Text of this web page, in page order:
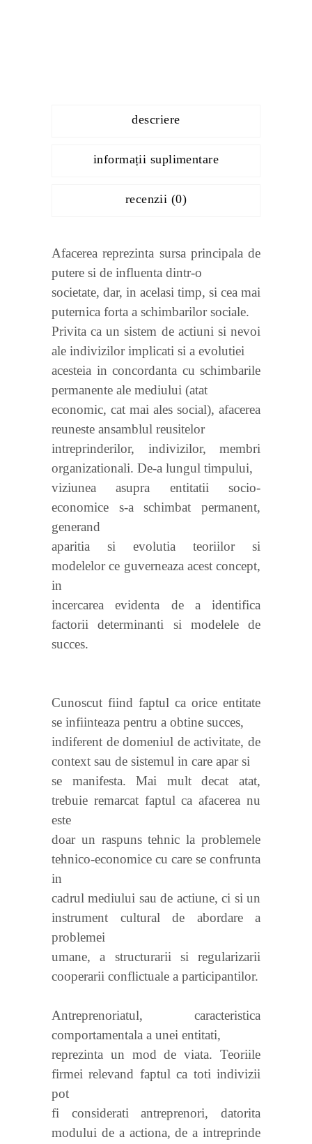
descriere
informații suplimentare
recenzii (0)
Afacerea reprezinta sursa principala de
putere si de influenta dintr-o
societate, dar, in acelasi timp, si cea mai
puternica forta a schimbarilor sociale.
Privita ca un sistem de actiuni si nevoi
ale indivizilor implicati si a evolutiei
acesteia in concordanta cu schimbarile
permanente ale mediului (atat
economic, cat mai ales social), afacerea
reuneste ansamblul reusitelor
intreprinderilor, indivizilor, membri
organizationali. De-a lungul timpului,
viziunea asupra entitatii socio-
economice s-a schimbat permanent,
generand
aparitia si evolutia teoriilor si
modelelor ce guverneaza acest concept,
in
incercarea evidenta de a identifica
factorii determinanti si modelele de
succes.
Cunoscut fiind faptul ca orice entitate
se infiinteaza pentru a obtine succes,
indiferent de domeniul de activitate, de
context sau de sistemul in care apar si
se manifesta. Mai mult decat atat,
trebuie remarcat faptul ca afacerea nu
este
doar un raspuns tehnic la problemele
tehnico-economice cu care se confrunta
in
cadrul mediului sau de actiune, ci si un
instrument cultural de abordare a
problemei
umane, a structurarii si regularizarii
cooperarii conflictuale a participantilor.
Antreprenoriatul, caracteristica
comportamentala a unei entitati,
reprezinta un mod de viata. Teoriile
firmei relevand faptul ca toti indivizii
pot
fi considerati antreprenori, datorita
modului de a actiona, de a intreprinde